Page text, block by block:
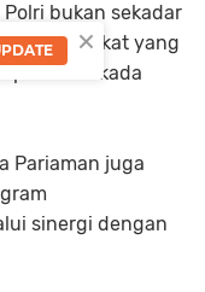
bukan sekadar
masyarakat yang
pasca-Pilkada
Pariaman juga
sinergi dengan
×